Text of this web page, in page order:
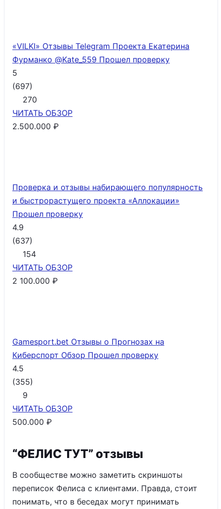
«VILKI» Отзывы Telegram Проекта Екатерина
Фурманко @Kate_559 Прошел проверку
5
(697)
270
ЧИТАТЬ ОБЗОР
2.500.000 ₽
Проверка и отзывы набирающего популярность
и быстрорастущего проекта «Аллокации»
Прошел проверку
4.9
(637)
154
ЧИТАТЬ ОБЗОР
2 100.000 ₽
Gamesport.bet Отзывы о Прогнозах на
Киберспорт Обзор Прошел проверку
4.5
(355)
9
ЧИТАТЬ ОБЗОР
500.000 ₽
“ФЕЛИС ТУТ” отзывы
В сообществе можно заметить скриншоты
переписок Фелиса с клиентами. Правда, стоит
понимать, что в беседах могут принимать